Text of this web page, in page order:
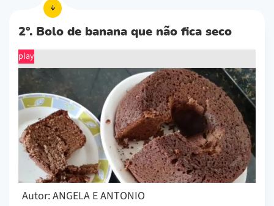
2º. Bolo de banana que não fica seco
play
Autor: ANGELA E ANTONIO